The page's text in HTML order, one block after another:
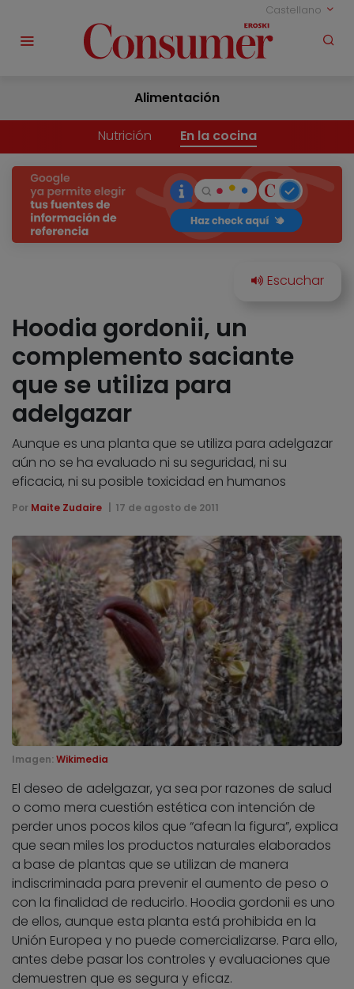
Castellano
Alimentación
Nutrición En la cocina
Hoodia gordonii, un
complemento saciante
que se utiliza para
adelgazar
Aunque es una planta que se utiliza para adelgazar
aún no se ha evaluado ni su seguridad, ni su
eficacia, ni su posible toxicidad en humanos
Por Maite Zudaire 17 de agosto de 2011
Imagen: Wikimedia
El deseo de adelgazar, ya sea por razones de salud
o como mera cuestión estética con intención de
perder unos pocos kilos que “afean la figura”, explica
que sean miles los productos naturales elaborados
a base de plantas que se utilizan de manera
indiscriminada para prevenir el aumento de peso o
con la finalidad de reducirlo. Hoodia gordonii es uno
de ellos, aunque esta planta está prohibida en la
Unión Europea y no puede comercializarse. Para ello,
antes debe pasar los controles y evaluaciones que
demuestren que es segura y eficaz.